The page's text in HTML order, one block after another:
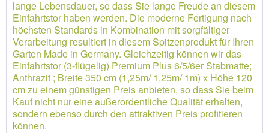
lange Lebensdauer, so dass Sie lange Freude an diesem
Einfahrtstor haben werden. Die moderne Fertigung nach
höchsten Standards in Kombination mit sorgfältiger
Verarbeitung resultiert in diesem Spitzenprodukt für Ihren
Garten Made in Germany. Gleichzeitig können wir das
Einfahrtstor (3-flügelig) Premium Plus 6/5/6er Stabmatte;
Anthrazit ; Breite 350 cm (1,25m/ 1,25m/ 1m) x Höhe 120
cm zu einem günstigen Preis anbieten, so dass Sie beim
Kauf nicht nur eine außerordentliche Qualität erhalten,
sondern ebenso durch den attraktiven Preis profitieren
können.